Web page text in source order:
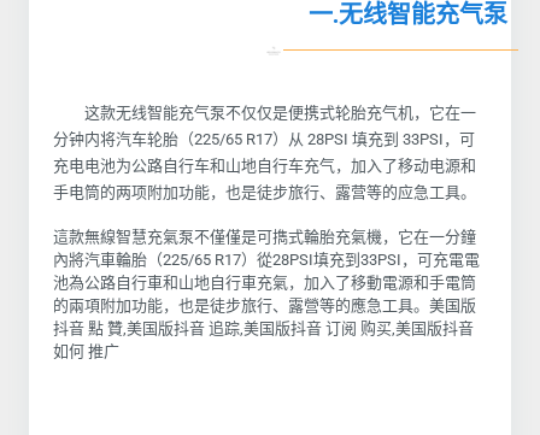
一.无线智能充气泵
这款无线智能充气泵不仅仅是便携式轮胎充气机，它在一
分钟内将汽车轮胎（225/65 R17）从 28PSI 填充到 33PSI，可
充电电池为公路自行车和山地自行车充气，加入了移动电源和
手电筒的两项附加功能，也是徒步旅行、露营等的应急工具。
這款無線智慧充氣泵不僅僅是可擕式輪胎充氣機，它在一分鐘
內將汽車輪胎（225/65 R17）從28PSI填充到33PSI，可充電電
池為公路自行車和山地自行車充氣，加入了移動電源和手電筒
的兩項附加功能，也是徒步旅行、露營等的應急工具。美国版
抖音 點 贊,美国版抖音 追踪,美国版抖音 订阅 购买,美国版抖音
如何 推广